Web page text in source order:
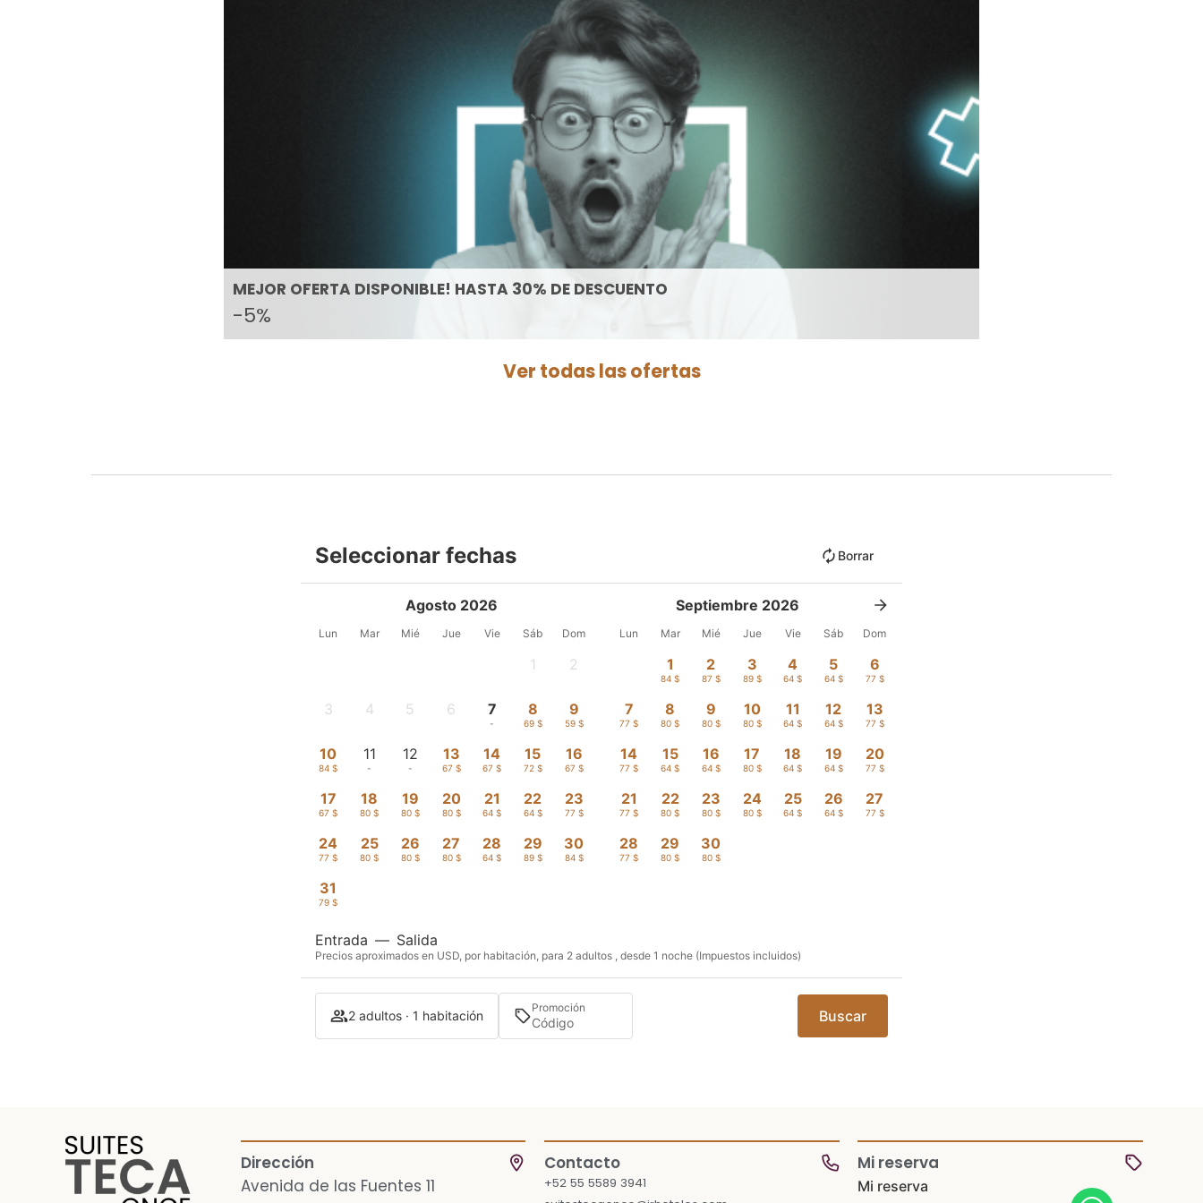
MEJOR OFERTA DISPONIBLE! HASTA 30% DE DESCUENTO
-5%
Ver todas las ofertas
Seleccionar fechas Borrar
Agosto 2026
Lun Mar Mié Jue Vie Sáb Dom
1 2
3 4 5 6 7
-
8
69 $
9
59 $
10
84 $
11
-
12
-
13
67 $
14
67 $
15
72 $
16
67 $
17
67 $
18
80 $
19
80 $
20
80 $
21
64 $
22
64 $
23
77 $
24
77 $
25
80 $
26
80 $
27
80 $
28
64 $
29
89 $
30
84 $
31
79 $
Septiembre 2026
Lun Mar Mié Jue Vie Sáb Dom
1
84 $
2
87 $
3
89 $
4
64 $
5
64 $
6
77 $
7
77 $
8
80 $
9
80 $
10
80 $
11
64 $
12
64 $
13
77 $
14
77 $
15
64 $
16
64 $
17
80 $
18
64 $
19
64 $
20
77 $
21
77 $
22
80 $
23
80 $
24
80 $
25
64 $
26
64 $
27
77 $
28
77 $
29
80 $
30
80 $
Entrada — Salida
Precios aproximados en USD, por habitación, para 2 adultos , desde 1 noche (Impuestos incluidos)
2 adultos · 1 habitación Promoción Buscar
Dirección
Avenida de las Fuentes 11
Contacto
+52 55 5589 3941
Mi reserva
Mi reserva